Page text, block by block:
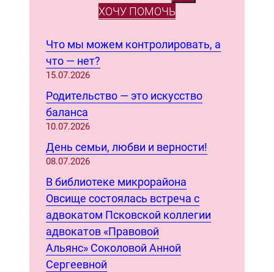
ХОЧУ ПОМОЧЬ
Что мы можем контролировать, а
что — нет?
15.07.2026
Родительство — это искусство
баланса
10.07.2026
День семьи, любви и верности!
08.07.2026
В библиотеке микрорайона
Овсище состоялась встреча с
адвокатом Псковской коллегии
адвокатов «Правовой
Альянс» Соколовой Анной
Сергеевной